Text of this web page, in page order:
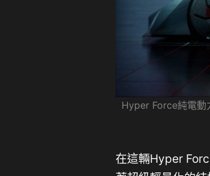
Hyper Force純電動
在這輛Hyper